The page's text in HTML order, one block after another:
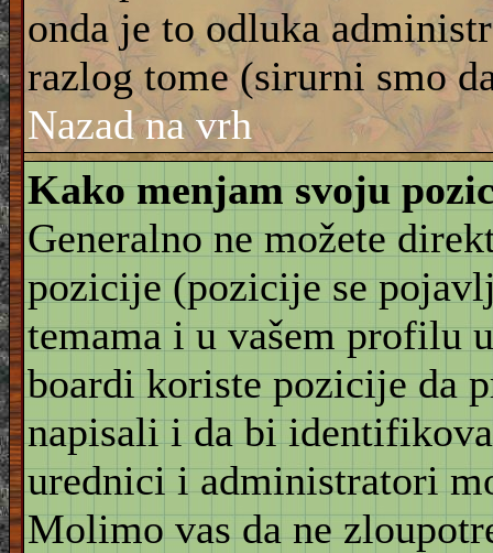
onda je to odluka
razlog tome (sirurni smo
Nazad na vrh
Kako menjam svoju
Generalno ne možete
pozicije (pozicije se
temama i u vašem profilu
boardi koriste pozicije da
napisali i da bi
urednici i administratori
Molimo vas da ne